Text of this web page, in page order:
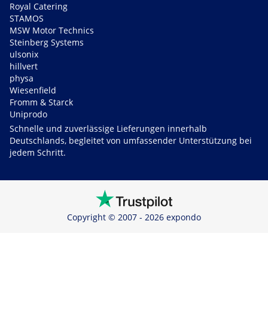
Royal Catering
STAMOS
MSW Motor Technics
Steinberg Systems
ulsonix
hillvert
physa
Wiesenfield
Fromm & Starck
Uniprodo
Schnelle und zuverlässige Lieferungen innerhalb
Deutschlands, begleitet von umfassender Unterstützung bei
jedem Schritt.
Copyright © 2007 - 2026 expondo